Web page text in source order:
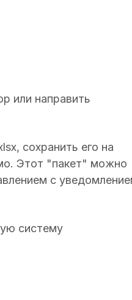
или направить
сохранить его на
Этот "пакет" можно
с
систему